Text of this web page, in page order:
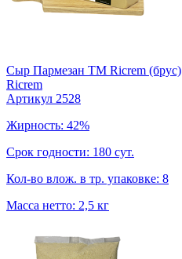
Сыр Пармезан ТМ Ricrem (брус)
Ricrem
Артикул 2528
Жирность: 42%
Срок годности: 180 сут.
Кол-во влож. в тр. упаковке: 8
Масса нетто: 2,5 кг